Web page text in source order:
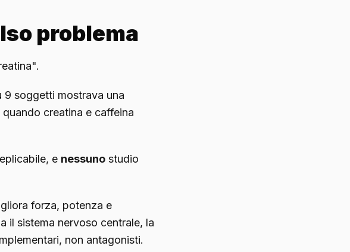
problema
9 soggetti mostrava una
creatina e caffeina
e nessuno studio
forza, potenza e
il sistema nervoso centrale, la
non antagonisti.